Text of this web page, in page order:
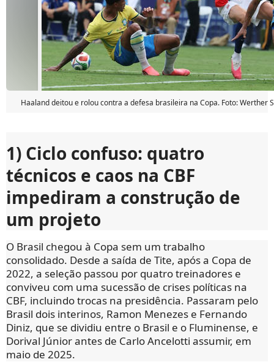
Haaland deitou e rolou contra a defesa brasileira na Copa. Foto: Werther
1) Ciclo confuso: quatro
técnicos e caos na CBF
impediram a construção de
um projeto
O Brasil chegou à Copa sem um trabalho
consolidado. Desde a saída de Tite, após a Copa de
2022, a seleção passou por quatro treinadores e
conviveu com uma sucessão de crises políticas na
CBF, incluindo trocas na presidência. Passaram pelo
Brasil dois interinos, Ramon Menezes e Fernando
Diniz, que se dividiu entre o Brasil e o Fluminense, e
Dorival Júnior antes de Carlo Ancelotti assumir, em
maio de 2025.